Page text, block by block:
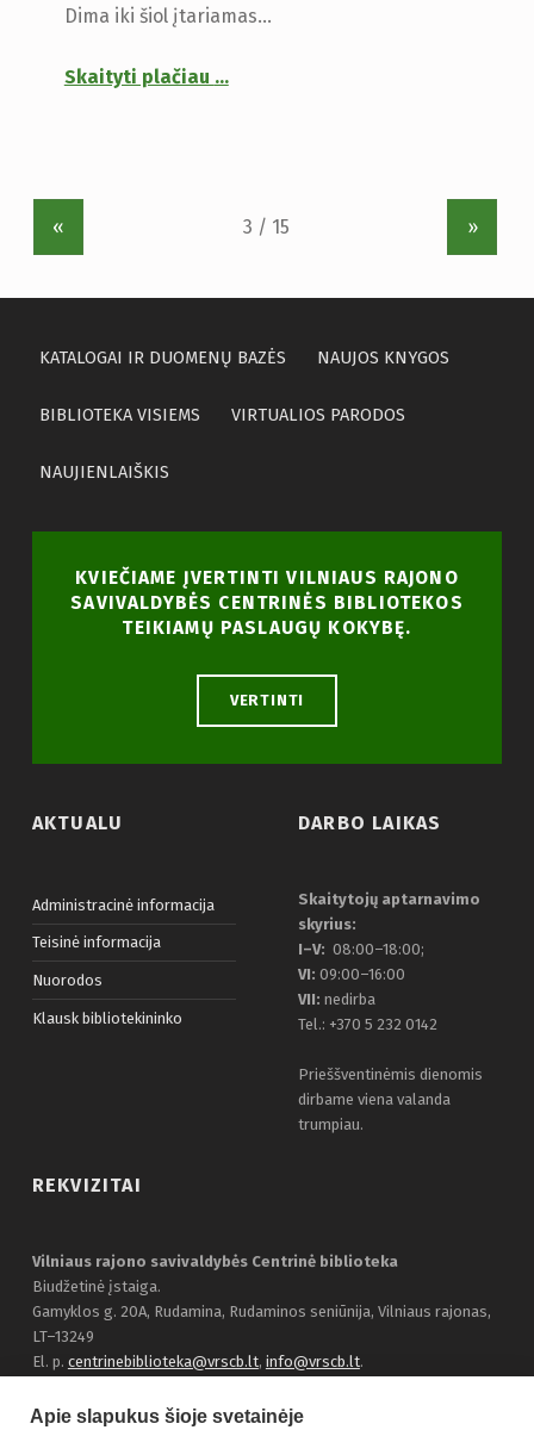
Dima iki šiol įtariamas…
Skaityti plačiau …
« »
KATALOGAI IR DUOMENŲ BAZĖS NAUJOS KNYGOS
BIBLIOTEKA VISIEMS VIRTUALIOS PARODOS
NAUJIENLAIŠKIS
KVIEČIAME ĮVERTINTI VILNIAUS RAJONO
SAVIVALDYBĖS CENTRINĖS BIBLIOTEKOS
TEIKIAMŲ PASLAUGŲ KOKYBĘ.
VERTINTI
AKTUALU
Administracinė informacija
Teisinė informacija
Nuorodos
Klausk bibliotekininko
DARBO LAIKAS
Skaitytojų aptarnavimo
skyrius:
I–V: 08:00–18:00;
VI: 09:00–16:00
VII: nedirba
Tel.: +370 5 232 0142
Prieššventinėmis dienomis
dirbame viena valanda
trumpiau.
REKVIZITAI
Vilniaus rajono savivaldybės Centrinė biblioteka
Biudžetinė įstaiga.
Gamyklos g. 20A, Rudamina, Rudaminos seniūnija, Vilniaus rajonas,
LT–13249
El. p. centrinebiblioteka@vrscb.lt, info@vrscb.lt.
kodas 303116707
Apie slapukus šioje svetainėje